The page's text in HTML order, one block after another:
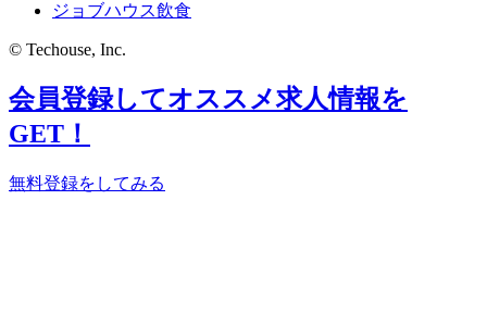
ジョブハウス飲食
© Techouse, Inc.
会員登録してオススメ求人情報を
GET！
無料登録をしてみる